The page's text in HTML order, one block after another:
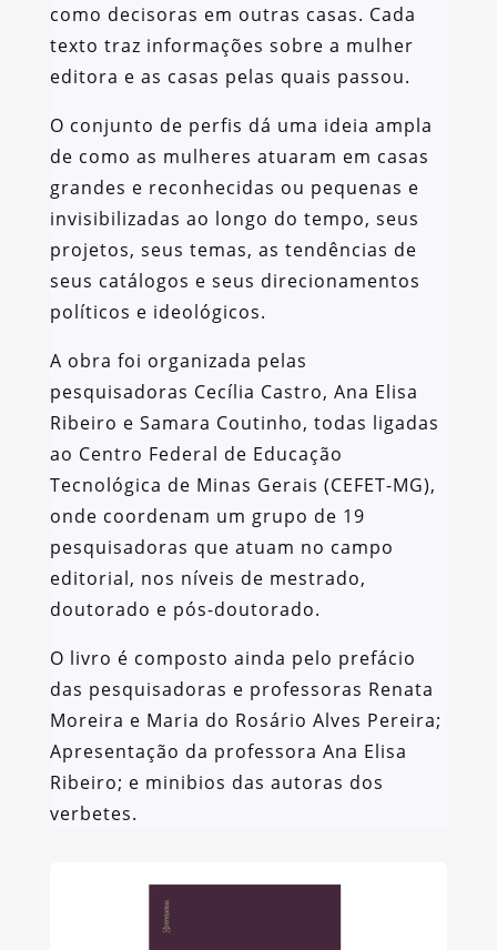
como decisoras em outras casas. Cada
texto traz informações sobre a mulher
editora e as casas pelas quais passou.
O conjunto de perfis dá uma ideia ampla
de como as mulheres atuaram em casas
grandes e reconhecidas ou pequenas e
invisibilizadas ao longo do tempo, seus
projetos, seus temas, as tendências de
seus catálogos e seus direcionamentos
políticos e ideológicos.
A obra foi organizada pelas
pesquisadoras Cecília Castro, Ana Elisa
Ribeiro e Samara Coutinho, todas ligadas
ao Centro Federal de Educação
Tecnológica de Minas Gerais (CEFET-MG),
onde coordenam um grupo de 19
pesquisadoras que atuam no campo
editorial, nos níveis de mestrado,
doutorado e pós-doutorado.
O livro é composto ainda pelo prefácio
das pesquisadoras e professoras Renata
Moreira e Maria do Rosário Alves Pereira;
Apresentação da professora Ana Elisa
Ribeiro; e minibios das autoras dos
verbetes.